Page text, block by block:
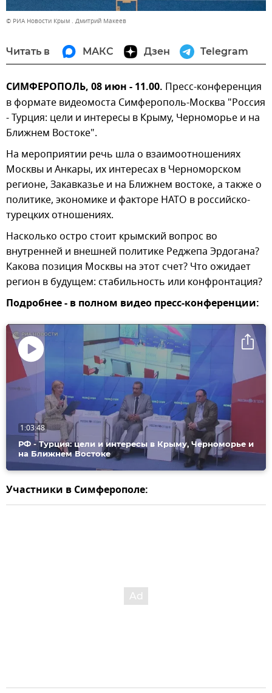
© РИА Новости Крым . Дмитрий Макеев
Читать в МАКС Дзен Telegram
СИМФЕРОПОЛЬ, 08 июн - 11.00. Пресс-конференция
в формате видеомоста Симферополь-Москва "Россия
- Турция: цели и интересы в Крыму, Черноморье и на
Ближнем Востоке".
На мероприятии речь шла о взаимоотношениях
Москвы и Анкары, их интересах в Черноморском
регионе, Закавказье и на Ближнем востоке, а также о
политике, экономике и факторе НАТО в российско-
турецких отношениях.
Насколько остро стоит крымский вопрос во
внутренней и внешней политике Реджепа Эрдогана?
Какова позиция Москвы на этот счет? Что ожидает
регион в будущем: стабильность или конфронтация?
Подробнее - в полном видео пресс-конференции:
Воспроизвести
РФ - Турция: цели и интересы в Крыму, Черноморье и
на Ближнем Востоке
1:03:48
Участники в Симферополе: